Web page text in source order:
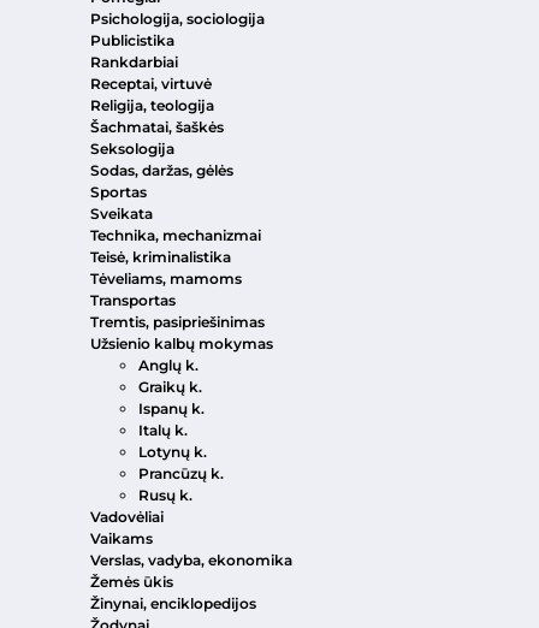
Psichologija, sociologija
Publicistika
Rankdarbiai
Receptai, virtuvė
Religija, teologija
Šachmatai, šaškės
Seksologija
Sodas, daržas, gėlės
Sportas
Sveikata
Technika, mechanizmai
Teisė, kriminalistika
Tėveliams, mamoms
Transportas
Tremtis, pasipriešinimas
Užsienio kalbų mokymas
Anglų k.
Graikų k.
Ispanų k.
Italų k.
Lotynų k.
Prancūzų k.
Rusų k.
Vadovėliai
Vaikams
Verslas, vadyba, ekonomika
Žemės ūkis
Žinynai, enciklopedijos